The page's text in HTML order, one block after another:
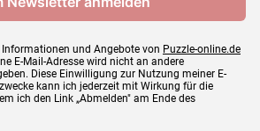
und Angebote von Puzzle-online.de
E-Mail-Adresse wird nicht an andere
Diese Einwilligung zur Nutzung meiner E-
kann ich jederzeit mit Wirkung für die
ich den Link „Abmelden" am Ende des